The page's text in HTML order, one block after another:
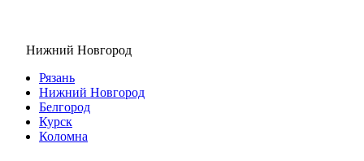
Нижний Новгород
Рязань
Нижний Новгород
Белгород
Курск
Коломна